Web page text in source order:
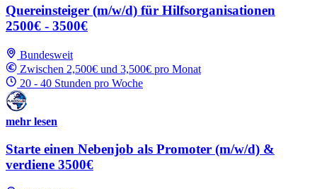
Quereinsteiger (m/w/d) für Hilfsorganisationen
2500€ - 3500€
Bundesweit
Zwischen 2,500€ und 3,500€ pro Monat
20 - 40 Stunden pro Woche
mehr lesen
Starte einen Nebenjob als Promoter (m/w/d) &
verdiene 3500€